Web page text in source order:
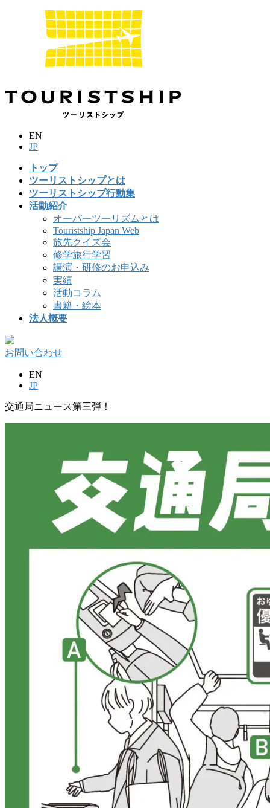
移
動
ン
に
EN
JP
トップ
ツーリストシップとは
ツーリストシップ行動集
活動紹介
オーバーツーリズムとは
Touristship Japan Web
旅先クイズ会
修学旅行学習
講演・研修のお申込み
実績
活動コラム
書籍・絵本
法人概要
お問い合わせ
EN
JP
交通局ニュース第三弾！